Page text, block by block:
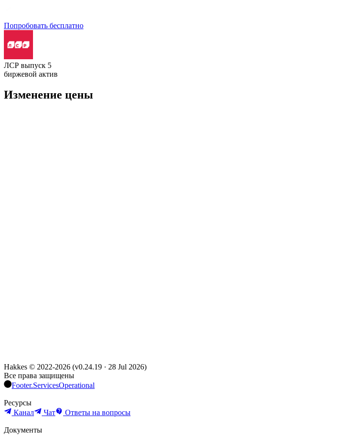
Попробовать бесплатно
ЛСР выпуск 5
биржевой актив
Изменение цены
Hakkes © 2022-2026 (v0.24.19 · 28 Jul 2026)
Все права защищены
Footer.ServicesOperational
Ресурсы
Канал
Чат Ответы на вопросы
Документы